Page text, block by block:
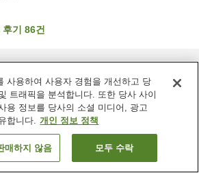
기 86건
객실 보기
사용하여 사용자 경험을 개선하고 당
트래픽을 분석합니다. 또한 당사 사이
용 정보를 당사의 소셜 미디어, 광고
합니다. 개인 정보 정책
매하지 않음 모두 수락